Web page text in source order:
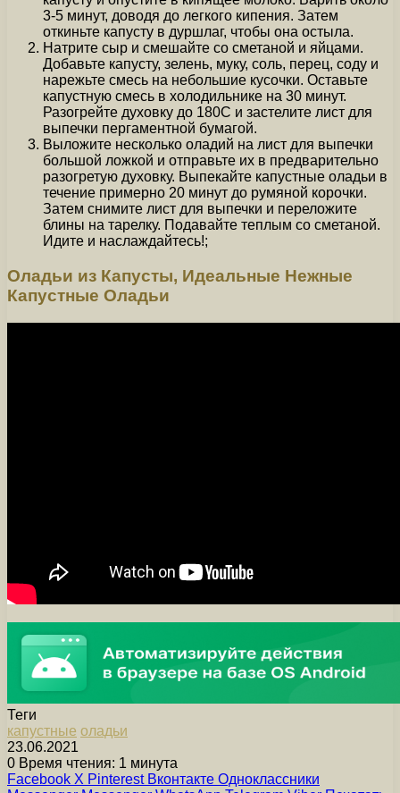
3-5 минут, доводя до легкого кипения. Затем
откиньте капусту в дуршлаг, чтобы она остыла.
Натрите сыр и смешайте со сметаной и яйцами.
Добавьте капусту, зелень, муку, соль, перец, соду и
нарежьте смесь на небольшие кусочки. Оставьте
капустную смесь в холодильнике на 30 минут.
Разогрейте духовку до 180С и застелите лист для
выпечки пергаментной бумагой.
Выложите несколько оладий на лист для выпечки
большой ложкой и отправьте их в предварительно
разогретую духовку. Выпекайте капустные оладьи в
течение примерно 20 минут до румяной корочки.
Затем снимите лист для выпечки и переложите
блины на тарелку. Подавайте теплым со сметаной.
Идите и наслаждайтесь!;
Оладьи из Капусты, Идеальные Нежные
Капустные Оладьи
Теги
капустные оладьи
23.06.2021
0 Время чтения: 1 минута
Facebook X Pinterest Вконтакте Одноклассники